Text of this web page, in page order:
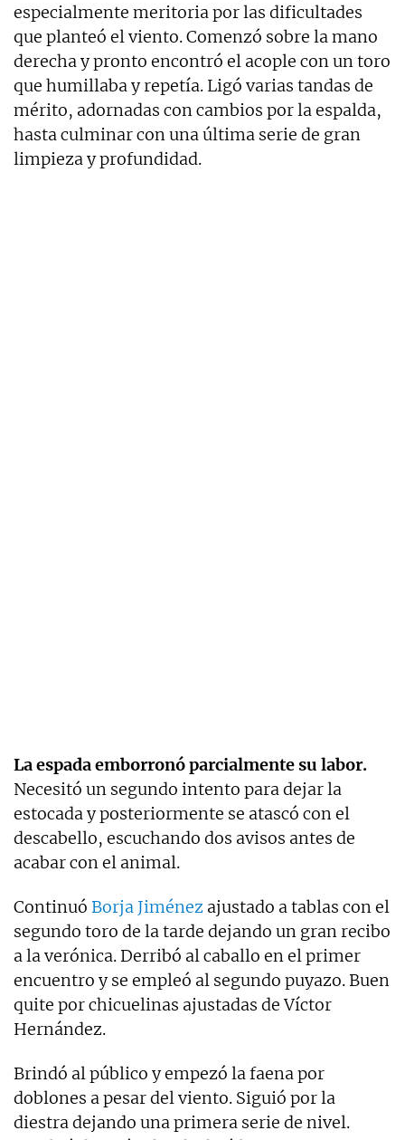
especialmente meritoria por las dificultades
que planteó el viento. Comenzó sobre la mano
derecha y pronto encontró el acople con un toro
que humillaba y repetía. Ligó varias tandas de
mérito, adornadas con cambios por la espalda,
hasta culminar con una última serie de gran
limpieza y profundidad.
La espada emborronó parcialmente su labor.
Necesitó un segundo intento para dejar la
estocada y posteriormente se atascó con el
descabello, escuchando dos avisos antes de
acabar con el animal.
Continuó Borja Jiménez ajustado a tablas con el
segundo toro de la tarde dejando un gran recibo
a la verónica. Derribó al caballo en el primer
encuentro y se empleó al segundo puyazo. Buen
quite por chicuelinas ajustadas de Víctor
Hernández.
Brindó al público y empezó la faena por
doblones a pesar del viento. Siguió por la
diestra dejando una primera serie de nivel.